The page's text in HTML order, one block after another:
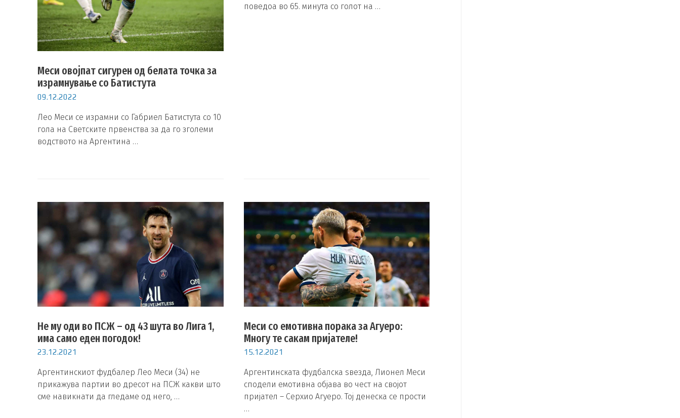
Меси овојпат сигурен од белата точка за
израмнување со Батистута
09.12.2022
Лео Меси се израмни со Габриел Батистута со 10
гола на Светските првенства за да го зголеми
водството на Аргентина …
поведоа во 65. минута со голот на …
Не му оди во ПСЖ – од 43 шута во Лига 1,
има само еден погодок!
23.12.2021
Аргентинскиот фудбалер Лео Меси (34) не
прикажува партии во дресот на ПСЖ какви што
сме навикнати да гледаме од него, …
Меси со емотивна порака за Агуеро:
Многу те сакам пријателе!
15.12.2021
Аргентинската фудбалска ѕвезда, Лионел Меси
сподели емотивна објава во чест на својот
пријател – Серхио Агуеро. Тој денеска се прости
…